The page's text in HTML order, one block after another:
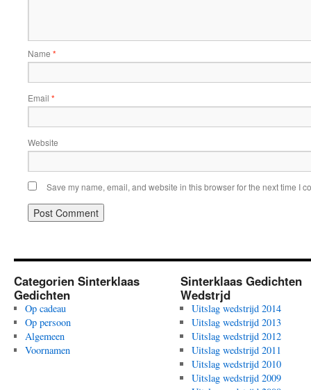
Name *
Email *
Website
Save my name, email, and website in this browser for the next time I
Categorien Sinterklaas
Gedichten
Op cadeau
Op persoon
Algemeen
Voornamen
Sinterklaas Gedichten
Wedstrjd
Uitslag wedstrijd 2014
Uitslag wedstrijd 2013
Uitslag wedstrijd 2012
Uitslag wedstrijd 2011
Uitslag wedstrijd 2010
Uitslag wedstrijd 2009